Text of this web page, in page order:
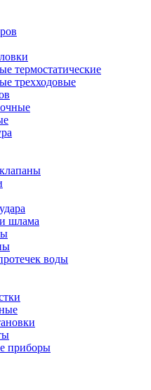
термостатические
трехходовые
шлама
воды
приборы